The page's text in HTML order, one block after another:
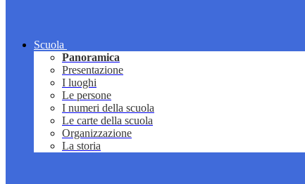
Scuola
Panoramica
Presentazione
I luoghi
Le persone
I numeri della scuola
Le carte della scuola
Organizzazione
La storia